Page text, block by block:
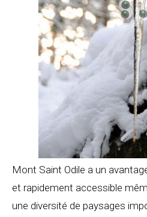
Mont Saint Odile a un
et rapidement accessible
une diversité de paysages